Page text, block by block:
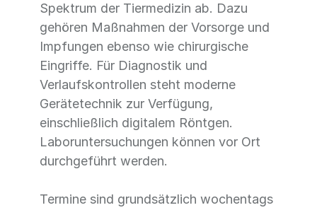
Spektrum der Tiermedizin ab. Dazu
gehören Maßnahmen der Vorsorge und
Impfungen ebenso wie chirurgische
Eingriffe. Für Diagnostik und
Verlaufskontrollen steht moderne
Gerätetechnik zur Verfügung,
einschließlich digitalem Röntgen.
Laboruntersuchungen können vor Ort
durchgeführt werden.
Termine sind grundsätzlich wochentags